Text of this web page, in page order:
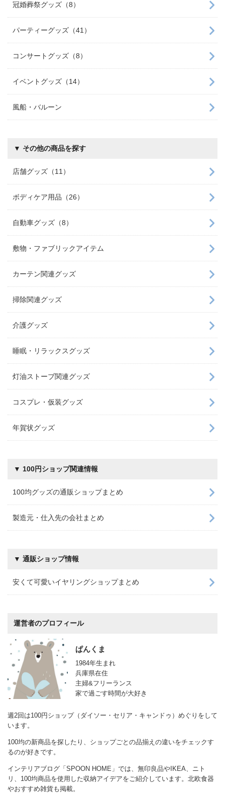
冠婚葬祭グッズ（8）
パーティーグッズ（41）
コンサートグッズ（8）
イベントグッズ（14）
風船・バルーン
▼ その他の商品を探す
店舗グッズ（11）
ボディケア用品（26）
自動車グッズ（8）
敷物・ファブリックアイテム
カーテン関連グッズ
掃除関連グッズ
介護グッズ
睡眠・リラックスグッズ
灯油ストーブ関連グッズ
コスプレ・仮装グッズ
年賀状グッズ
▼ 100円ショップ関連情報
100均グッズの通販ショップまとめ
製造元・仕入先の会社まとめ
▼ 通販ショップ情報
安くて可愛いイヤリングショップまとめ
運営者のプロフィール
ぱんくま
1984年生まれ
兵庫県在住
主婦&フリーランス
家で過ごす時間が大好き
週2回は100円ショップ（ダイソー・セリア・キャンドゥ）めぐりをして
います。
100均の新商品を探したり、ショップごとの品揃えの違いをチェックす
るのが好きです。
インテリアブログ「SPOON HOME」では、無印良品やIKEA、ニト
リ、100均商品を使用した収納アイデアをご紹介しています。北欧食器
やおすすめ雑貨も掲載。